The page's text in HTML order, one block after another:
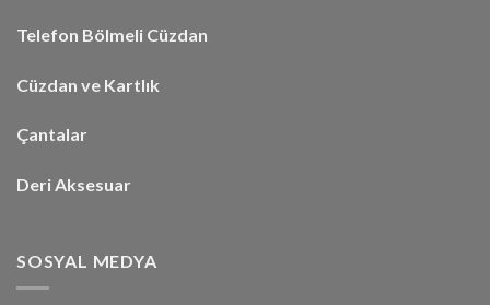
Telefon Bölmeli Cüzdan
Cüzdan ve Kartlık
Çantalar
Deri Aksesuar
SOSYAL MEDYA